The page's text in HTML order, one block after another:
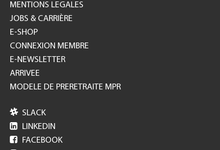
MENTIONS LEGALES
JOBS & CARRIÈRE
E-SHOP
CONNEXION MEMBRE
E-NEWSLETTER
ARRIVEE
MODELE DE PRERETRAITE MPR
 SLACK
 LINKEDIN
 FACEBOOK